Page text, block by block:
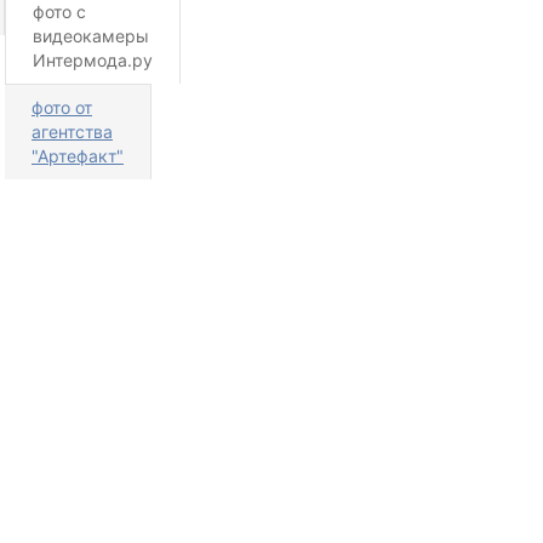
фото с
видеокамеры
Интермода.ру
фото от
агентства
"Артефакт"